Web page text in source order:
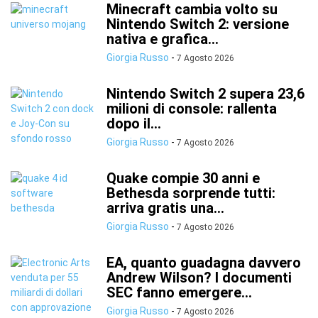
Minecraft cambia volto su
Nintendo Switch 2: versione
nativa e grafica...
Giorgia Russo - 7 Agosto 2026
Nintendo Switch 2 supera 23,6
milioni di console: rallenta
dopo il...
Giorgia Russo - 7 Agosto 2026
Quake compie 30 anni e
Bethesda sorprende tutti:
arriva gratis una...
Giorgia Russo - 7 Agosto 2026
EA, quanto guadagna davvero
Andrew Wilson? I documenti
SEC fanno emergere...
Giorgia Russo - 7 Agosto 2026